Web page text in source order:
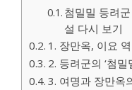
첨밀밀 등려
설 다시 보기
1. 장만옥, 이요
2. 등려군의 ‘첨
3. 여명과 장만옥